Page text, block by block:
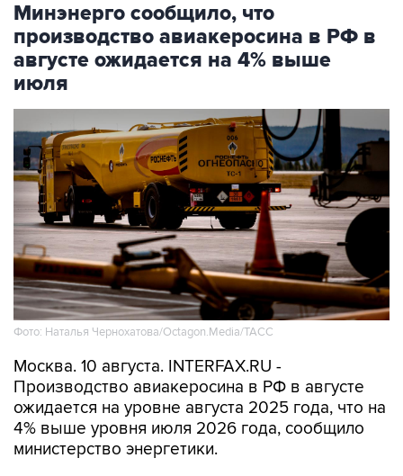
Минэнерго сообщило, что
производство авиакеросина в РФ в
августе ожидается на 4% выше
июля
Фото: Наталья Чернохатова/Octagon.Media/ТАСС
Москва. 10 августа. INTERFAX.RU -
Производство авиакеросина в РФ в августе
ожидается на уровне августа 2025 года, что на
4% выше уровня июля 2026 года, сообщило
министерство энергетики.